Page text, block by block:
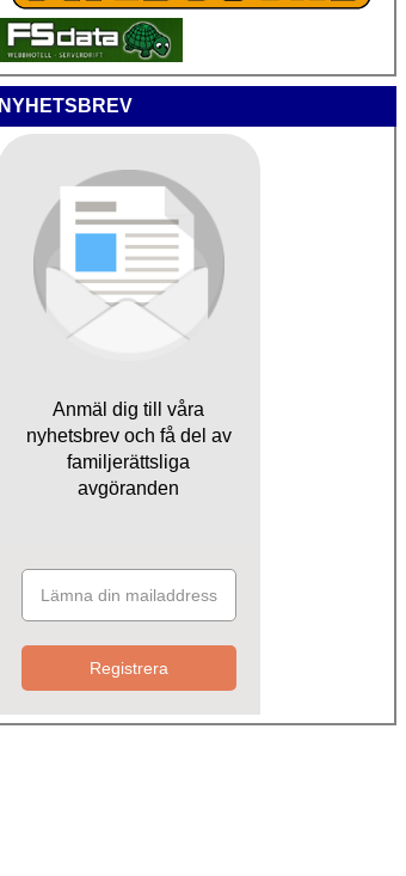
NYHETSBREV
Anmäl dig till våra
nyhetsbrev och få del av
familjerättsliga
avgöranden
Registrera